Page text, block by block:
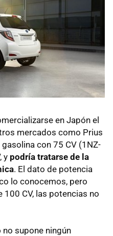
en Japón el
mercados como Prius
con 75 CV (1NZ-
y podría tratarse de la
. El dato de potencia
lo conocemos, pero
CV, las potencias no
supone ningún